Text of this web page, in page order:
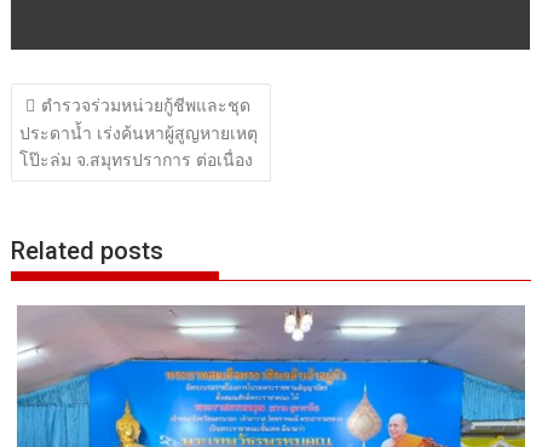
แนะแนว
เรื่อง
ตำรวจร่วมหน่วยกู้ชีพและชุด
ประดาน้ำ เร่งค้นหาผู้สูญหายเหตุ
โป๊ะล่ม จ.สมุทรปราการ ต่อเนื่อง
Related posts